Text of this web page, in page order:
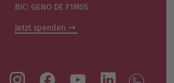
BIC: GENO DE F1M05
Jetzt spenden